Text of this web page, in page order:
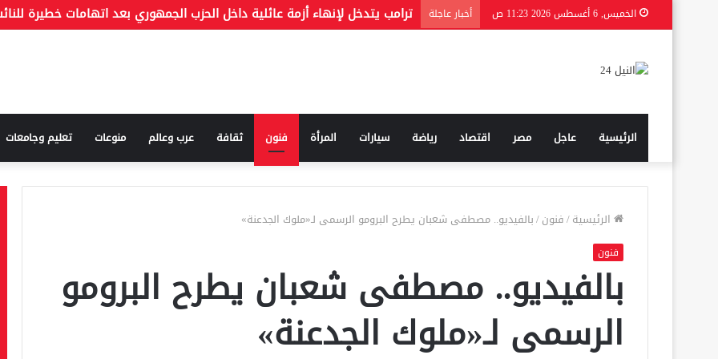
الخميس, 6 أغسطس 2026 11:23 ص أخبار عاجلة
الرئيسية عاجل مصر اقتصاد رياضة سيارات المرأة فنون ثقافة عرب وعالم منوعات تعليم وجامعات
الرئيسية/فنون/بالفيديو.. مصطفى شعبان يطرح البرومو الرسمى لـ«ملوك الجدعنة»
فنون
بالفيديو.. مصطفى شعبان يطرح البرومو
الرسمى لـ«ملوك الجدعنة»